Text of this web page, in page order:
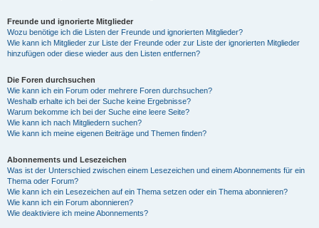
Freunde und ignorierte Mitglieder
Wozu benötige ich die Listen der Freunde und ignorierten Mitglieder?
Wie kann ich Mitglieder zur Liste der Freunde oder zur Liste der ignorierten Mitglieder
hinzufügen oder diese wieder aus den Listen entfernen?
Die Foren durchsuchen
Wie kann ich ein Forum oder mehrere Foren durchsuchen?
Weshalb erhalte ich bei der Suche keine Ergebnisse?
Warum bekomme ich bei der Suche eine leere Seite?
Wie kann ich nach Mitgliedern suchen?
Wie kann ich meine eigenen Beiträge und Themen finden?
Abonnements und Lesezeichen
Was ist der Unterschied zwischen einem Lesezeichen und einem Abonnements für ein
Thema oder Forum?
Wie kann ich ein Lesezeichen auf ein Thema setzen oder ein Thema abonnieren?
Wie kann ich ein Forum abonnieren?
Wie deaktiviere ich meine Abonnements?